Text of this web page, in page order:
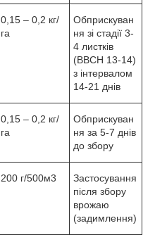
0,15 – 0,2 кг/
га
Обприскуван
ня зі стадії 3-
4 листків
(BBCH 13-14)
з інтервалом
14-21 днів
0,15 – 0,2 кг/
га
Обприскуван
ня за 5-7 днів
до збору
200 г/500м3
Застосування
після збору
врожаю
(задимлення)